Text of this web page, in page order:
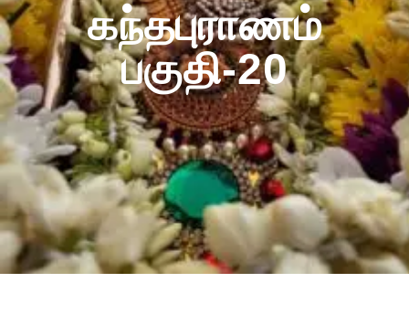
கந்தபுராணம்
பகுதி-20